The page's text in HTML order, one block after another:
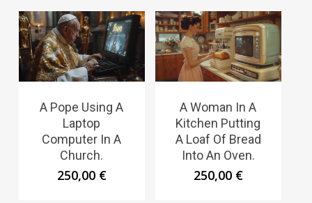
A Pope Using A
Laptop
Computer In A
Church.
250,00 €
A Woman In A
Kitchen Putting
A Loaf Of Bread
Into An Oven.
250,00 €